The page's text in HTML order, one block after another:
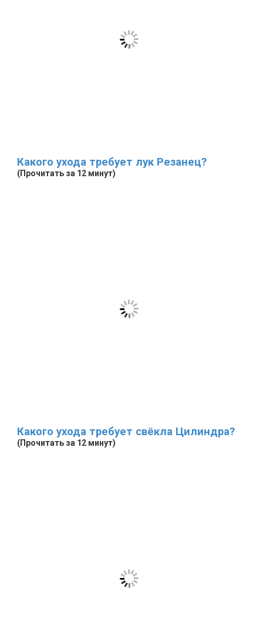
Какого ухода требует лук Резанец?
(Прочитать за 12 минут)
Какого ухода требует свёкла Цилиндра?
(Прочитать за 12 минут)